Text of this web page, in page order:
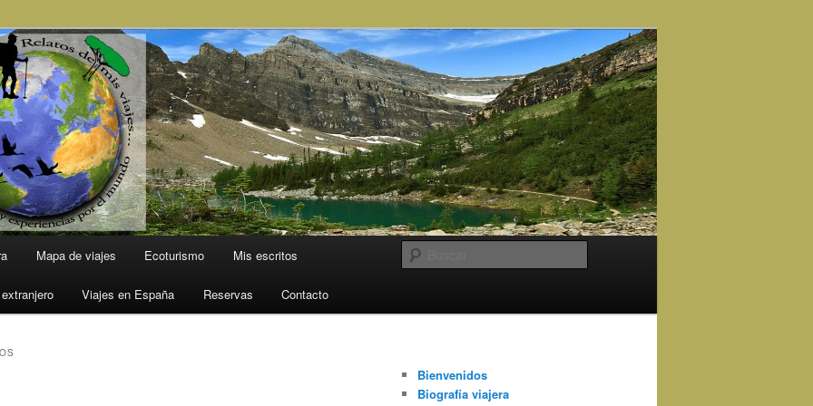
Mapa de viajes Ecoturismo Mis escritos
Viajes en España Reservas Contacto
Bienvenidos
Biografía viajera